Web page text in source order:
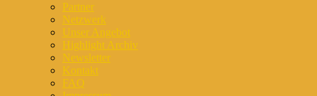
Partner
Netzwerk
Unser Angebot
Highlight Archiv
Newsletter
Kontakt
FAQ